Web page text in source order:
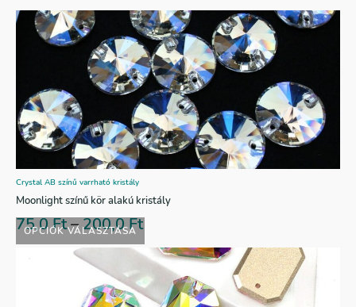
OPCIÓK VÁLASZTÁSA
Crystal AB színű varrható kristály
Moonlight színű kör alakú kristály
75,0Ft–200,0Ft